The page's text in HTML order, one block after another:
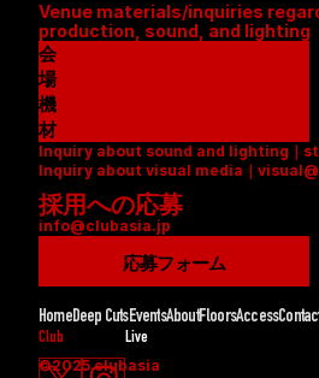
Venue materials/inquiries
production, sound, and lighting
会
場
資
料
(
P
D
F
機
材
リ
ス
ト
(
D
F
)
Inquiry about sound and lighting｜
Inquiry about visual media｜
採用への応募
info@clubasia.jp
応募フォーム
HomeDeep CutsEventsAboutFloorsAccess
Club Live
©2025 clubasia